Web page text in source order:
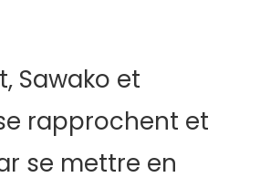
Sawako et
rapprochent et
se mettre en